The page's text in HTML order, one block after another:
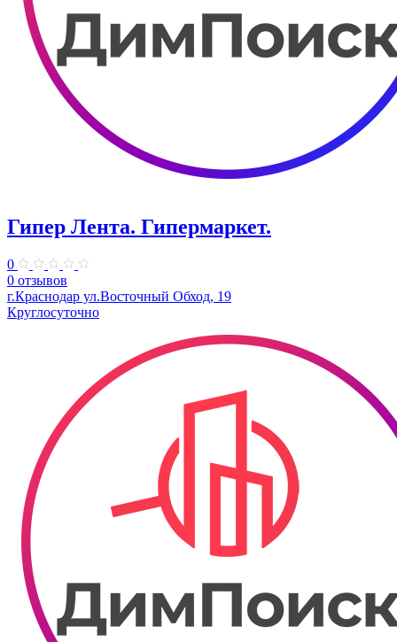
Гипер Лента. Гипермаркет.
0
0 отзывов
г.Краснодар ул.Восточный Обход, 19
Круглосуточно